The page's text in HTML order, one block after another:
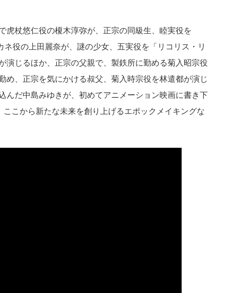
虎杖悠仁役の榎木淳弥が、正宗の同級生、睦実役を
ネ役の上田麗奈が、謎の少女、五実役を「リコリス・リ
演じるほか、正宗の父親で、製鉄所に勤める菊入昭宗役
め、正宗を気にかける叔父、菊入時宗役を林遣都が演じ
んだ中島みゆきが、初めてアニメーション映画に書き下
こから新たな未来を創り上げるエポックメイキングな